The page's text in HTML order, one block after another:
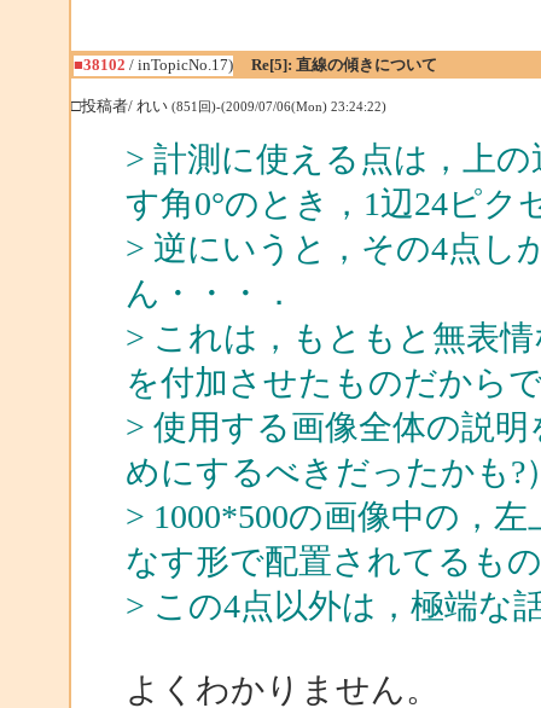
■38102 / inTopicNo.17) Re[5]: 直線の傾きについて
□投稿者/ れい (851回)-(2009/07/06(Mon) 23:24:22)
> 計測に使える点は，上
す角0°のとき，1辺24ピ
> 逆にいうと，その4点し
ん・・・．
> これは，もともと無表
を付加させたものだから
> 使用する画像全体の説
めにするべきだったかも?
> 1000*500の画像中の，
なす形で配置されてるも
> この4点以外は，極端な
よくわかりません。